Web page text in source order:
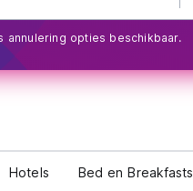
annulering opties beschikbaar.
Hotels Bed en Breakfasts